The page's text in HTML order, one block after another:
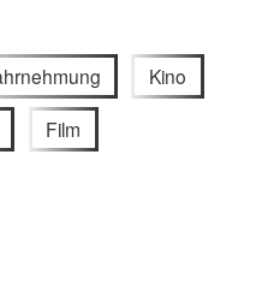
Kino
Film